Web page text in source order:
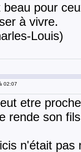
beau pour
à vivre.
Louis)
02:07
etre
rende son
n'était